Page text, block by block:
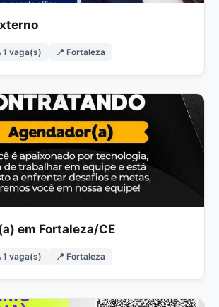
1 vaga(s) 📍 Fortaleza
em Fortaleza/CE
1 vaga(s) 📍 Fortaleza